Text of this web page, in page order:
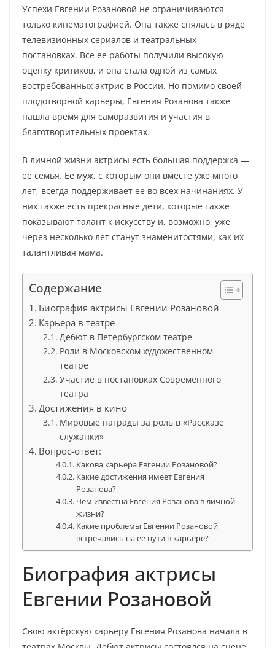
Успехи Евгении Розановой не ограничиваются
только кинематографией. Она также снялась в ряде
телевизионных сериалов и театральных
постановках. Все ее работы получили высокую
оценку критиков, и она стала одной из самых
востребованных актрис в России. Но помимо своей
плодотворной карьеры, Евгения Розанова также
нашла время для саморазвития и участия в
благотворительных проектах.
В личной жизни актрисы есть большая поддержка —
ее семья. Ее муж, с которым они вместе уже много
лет, всегда поддерживает ее во всех начинаниях. У
них также есть прекрасные дети, которые также
показывают талант к искусству и, возможно, уже
через несколько лет станут знаменитостями, как их
талантливая мама.
Содержание
Биография актрисы Евгении Розановой
Карьера в театре
Дебют в Петербургском театре
Роли в Московском художественном
театре
Участие в постановках Современного
театра
Достижения в кино
Мировые награды за роль в «Рассказе
служанки»
Вопрос-ответ:
Какова карьера Евгении Розановой?
Какие достижения имеет Евгения
Розанова?
Чем известна Евгения Розанова в личной
жизни?
Какие проблемы Евгении Розановой
встречались на ее пути в карьере?
Биография актрисы
Евгении Розановой
Свою актёрскую карьеру Евгения Розанова начала в